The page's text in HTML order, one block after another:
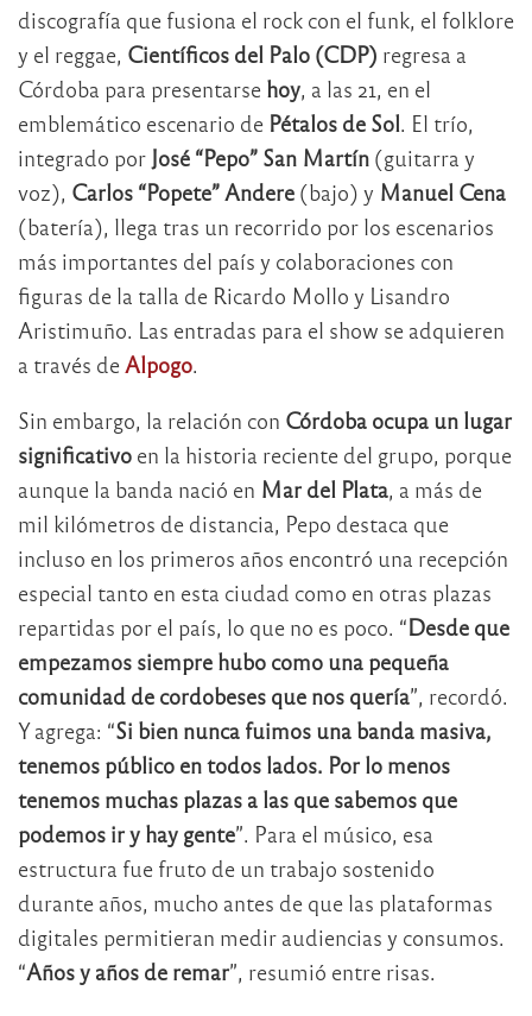
discografía que fusiona el rock con el funk, el folklore
y el reggae, Científicos del Palo (CDP) regresa a
Córdoba para presentarse hoy, a las 21, en el
emblemático escenario de Pétalos de Sol. El trío,
integrado por José “Pepo” San Martín (guitarra y
voz), Carlos “Popete” Andere (bajo) y Manuel Cena
(batería), llega tras un recorrido por los escenarios
más importantes del país y colaboraciones con
figuras de la talla de Ricardo Mollo y Lisandro
Aristimuño. Las entradas para el show se adquieren
a través de Alpogo.
Sin embargo, la relación con Córdoba ocupa un lugar
significativo en la historia reciente del grupo, porque
aunque la banda nació en Mar del Plata, a más de
mil kilómetros de distancia, Pepo destaca que
incluso en los primeros años encontró una recepción
especial tanto en esta ciudad como en otras plazas
repartidas por el país, lo que no es poco. “Desde que
empezamos siempre hubo como una pequeña
comunidad de cordobeses que nos quería”, recordó.
Y agrega: “Si bien nunca fuimos una banda masiva,
tenemos público en todos lados. Por lo menos
tenemos muchas plazas a las que sabemos que
podemos ir y hay gente”. Para el músico, esa
estructura fue fruto de un trabajo sostenido
durante años, mucho antes de que las plataformas
digitales permitieran medir audiencias y consumos.
“Años y años de remar”, resumió entre risas.